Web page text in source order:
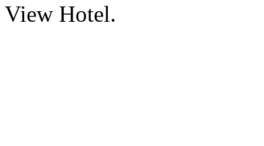
View Hotel.